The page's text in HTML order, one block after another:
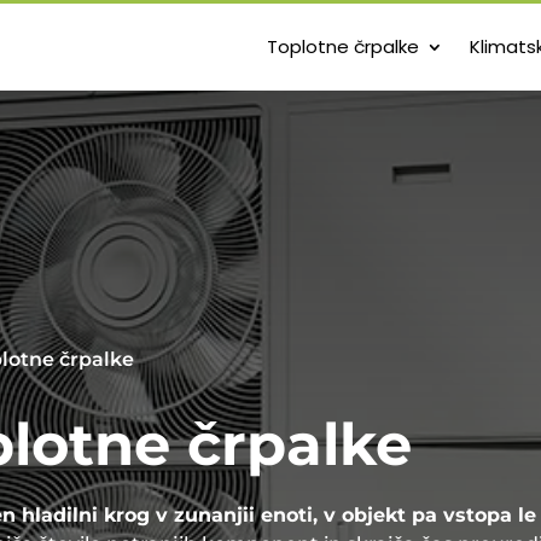
Toplotne črpalke
črpalke
črpalke
hladilni krog v zunanjii enoti, v objekt pa vstopa le